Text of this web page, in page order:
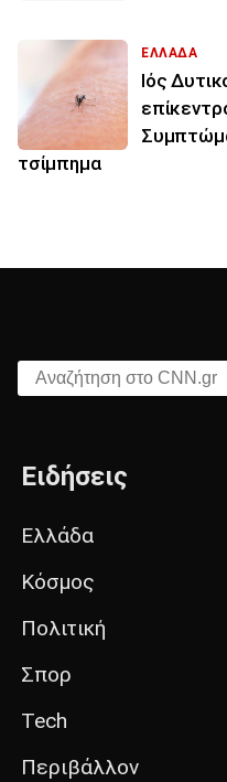
ΕΛΛΑΔΑ
Ιός
τσίμπημα
Αναζήτηση στο CNN.gr
Ειδήσεις
Ελλάδα
Κόσμος
Πολιτική
Σπορ
Tech
Περιβάλλον